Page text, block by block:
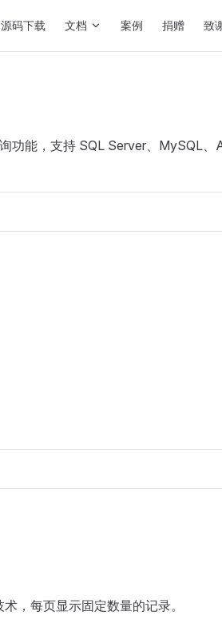
源码下载 文档 案例 捐赠 致
功能，支持 SQL Server、MySQL、
，每页显示固定数量的记录。